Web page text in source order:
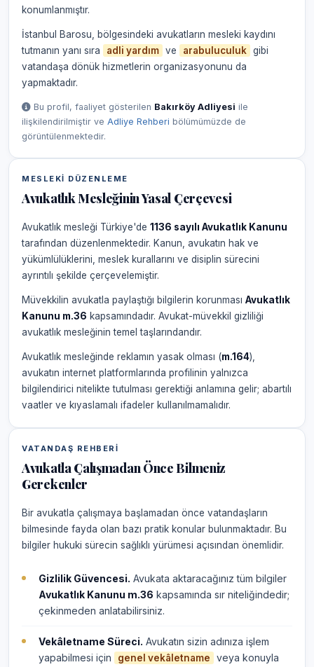
konumlanmıştır.
İstanbul Barosu, bölgesindeki avukatların mesleki kaydını
tutmanın yanı sıra
adli yardım ve arabuluculuk gibi
vatandaşa dönük hizmetlerin organizasyonunu da
yapmaktadır.
Bu profil, faaliyet gösterilen Bakırköy Adliyesi ile
ilişkilendirilmiştir ve Adliye Rehberi bölümümüzde de
görüntülenmektedir.
MESLEKI DÜZENLEME
Avukatlık Mesleğinin Yasal Çerçevesi
Avukatlık mesleği Türkiye'de 1136 sayılı Avukatlık Kanunu
tarafından düzenlenmektedir. Kanun, avukatın hak ve
yükümlülüklerini, meslek kurallarını ve disiplin sürecini
ayrıntılı şekilde çerçevelemiştir.
Müvekkilin avukatla paylaştığı bilgilerin korunması Avukatlık
Kanunu m.36 kapsamındadır. Avukat-müvekkil gizliliği
avukatlık mesleğinin temel taşlarındandır.
Avukatlık mesleğinde reklamın yasak olması (m.164),
avukatın internet platformlarında profilinin yalnızca
bilgilendirici nitelikte tutulması gerektiği anlamına gelir; abartılı
vaatler ve kıyaslamalı ifadeler kullanılmamalıdır.
VATANDAŞ REHBERI
Avukatla Çalışmadan Önce Bilmeniz
Gerekenler
Bir avukatla çalışmaya başlamadan önce vatandaşların
bilmesinde fayda olan bazı pratik konular bulunmaktadır. Bu
bilgiler hukuki sürecin sağlıklı yürümesi açısından önemlidir.
Gizlilik Güvencesi. Avukata aktaracağınız tüm bilgiler
Avukatlık Kanunu m.36 kapsamında sır niteliğindedir;
çekinmeden anlatabilirsiniz.
Vekâletname Süreci. Avukatın sizin adınıza işlem
yapabilmesi için
genel vekâletname
veya konuyla